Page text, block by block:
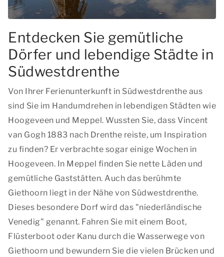
Entdecken Sie gemütliche
Dörfer und lebendige Städte in
Südwestdrenthe
Von Ihrer Ferienunterkunft in Südwestdrenthe aus
sind Sie im Handumdrehen in lebendigen Städten wie
Hoogeveen und Meppel. Wussten Sie, dass Vincent
van Gogh 1883 nach Drenthe reiste, um Inspiration
zu finden? Er verbrachte sogar einige Wochen in
Hoogeveen. In Meppel finden Sie nette Läden und
gemütliche Gaststätten. Auch das berühmte
Giethoorn liegt in der Nähe von Südwestdrenthe.
Dieses besondere Dorf wird das "niederländische
Venedig" genannt. Fahren Sie mit einem Boot,
Flüsterboot oder Kanu durch die Wasserwege von
Giethoorn und bewundern Sie die vielen Brücken und